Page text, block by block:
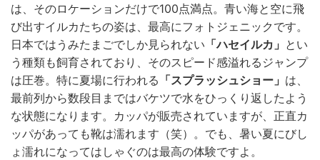
は、そのロケーションだけで100点満点。青い海と空に飛
び出すイルカたちの姿は、最高にフォトジェニックです。
日本ではうみたまごでしか見られない 「ハセイルカ」 とい
う種類も飼育されており、そのスピード感溢れるジャンプ
は圧巻。特に夏場に行われる 「スプラッシュショー」 は、
最前列から数段目まではバケツで水をひっくり返したよう
な状態になります。カッパが販売されていますが、正直カ
ッパがあっても靴は濡れます（笑）。でも、暑い夏にびし
ょ濡れになってはしゃぐのは最高の体験ですよ。